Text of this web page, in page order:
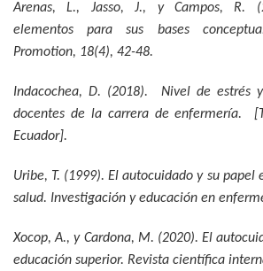
Arenas, L., Jasso, J., y Campos, R.
elementos para sus bases
Promotion, 18(4), 42-48.
Indacochea, D. (2018). Nivel de estrés
docentes de la carrera de enfermería.
Ecuador].
Uribe, T. (1999). El autocuidado y su papel
salud. Investigación y educación en
Xocop, A., y Cardona, M. (2020). El
educación superior. Revista científica